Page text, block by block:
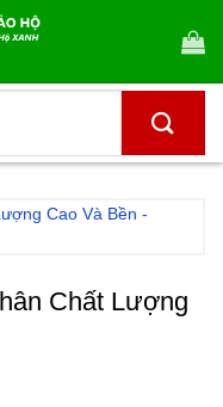
Chất Lượng